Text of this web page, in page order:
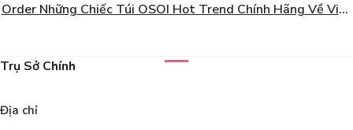
Order Những Chiếc Túi OSOI Hot Trend Chính Hãng Về Việt
Trụ Sở Chính
Địa chỉ